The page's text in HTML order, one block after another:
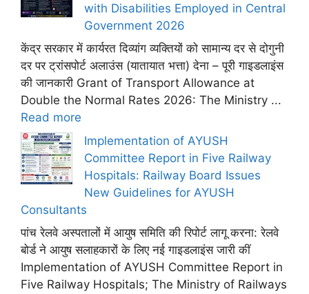
with Disabilities Employed in Central
Government 2026
केंद्र सरकार में कार्यरत दिव्यांग व्यक्तियों को सामान्य दर से दोगुनी
दर पर ट्रांसपोर्ट अलाउंस (यातायात भत्ता) देना – पूरी गाइडलाइंस
की जानकारी Grant of Transport Allowance at
Double the Normal Rates 2026: The Ministry ...
Read more
Implementation of AYUSH
Committee Report in Five Railway
Hospitals: Railway Board Issues
New Guidelines for AYUSH
Consultants
पांच रेलवे अस्पतालों में आयुष समिति की रिपोर्ट लागू करना: रेलवे
बोर्ड ने आयुष सलाहकारों के लिए नई गाइडलाइंस जारी कीं
Implementation of AYUSH Committee Report in
Five Railway Hospitals; The Ministry of Railways